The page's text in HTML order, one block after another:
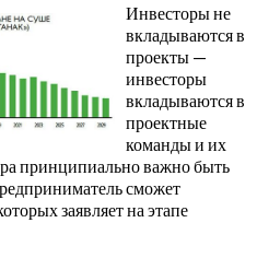
Инвесторы не
вкладываются в
проекты —
инвесторы
вкладываются в
проектные
команды и их
принципиально важно быть
сможет
заявляет на этапе